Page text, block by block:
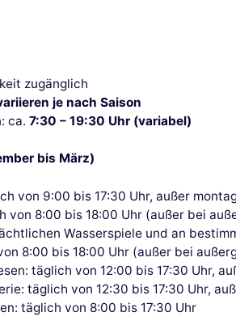
zugänglich
je nach Saison
ca.7:30 – 19:30 Uhr (variabel)
bis März)
von 9:00 bis 17:30 Uhr, außer
von 8:00 bis 18:00 Uhr (außer bei
Wasserspiele und an
8:00 bis 18:00 Uhr (außer bei
täglich von 12:00 bis 17:30 Uhr,
täglich von 12:30 bis 17:30 Uhr,
täglich von 8:00 bis 17:30 Uhr